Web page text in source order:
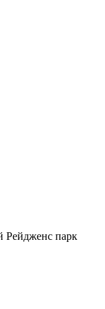
Рейдженс парк